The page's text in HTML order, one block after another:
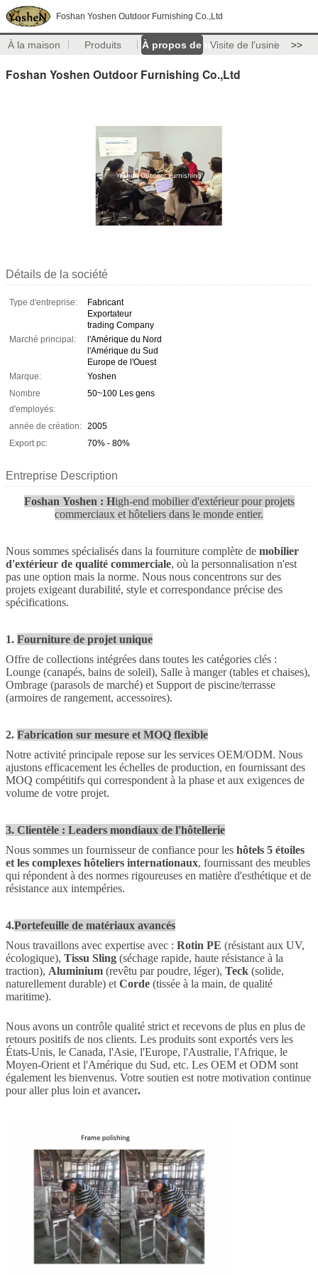
Foshan Yoshen Outdoor Furnishing Co.,Ltd
À la maison Produits À propos de nousVisite de l'usine >>
Foshan Yoshen Outdoor Furnishing Co.,Ltd
Détails de la société
Type d'entreprise:
Fabricant
Exportateur
trading Company
Marché principal:
l'Amérique du Nord
l'Amérique du Sud
Europe de l'Ouest
Marque:
Yoshen
Nombre
d'employés:
50~100 Les gens
année de création: 2005
Export pc:
70% - 80%
Entreprise Description
Foshan Yoshen : High-end mobilier d'extérieur pour projets
commerciaux et hôteliers dans le monde entier.
Nous sommes spécialisés dans la fourniture complète de mobilier
d'extérieur de qualité commerciale, où la personnalisation n'est
pas une option mais la norme. Nous nous concentrons sur des
projets exigeant durabilité, style et correspondance précise des
spécifications.
1. Fourniture de projet unique
Offre de collections intégrées dans toutes les catégories clés :
Lounge (canapés, bains de soleil), Salle à manger (tables et chaises),
Ombrage (parasols de marché) et Support de piscine/terrasse
(armoires de rangement, accessoires).
2. Fabrication sur mesure et MOQ flexible
Notre activité principale repose sur les services OEM/ODM. Nous
ajustons efficacement les échelles de production, en fournissant des
MOQ compétitifs qui correspondent à la phase et aux exigences de
volume de votre projet.
3. Clientèle : Leaders mondiaux de l'hôtellerie
Nous sommes un fournisseur de confiance pour les hôtels 5 étoiles
et les complexes hôteliers internationaux, fournissant des meubles
qui répondent à des normes rigoureuses en matière d'esthétique et de
résistance aux intempéries.
4.Portefeuille de matériaux avancés
Nous travaillons avec expertise avec : Rotin PE ​ (résistant aux UV,
écologique), Tissu Sling ​ (séchage rapide, haute résistance à la
traction), Aluminium ​ (revêtu par poudre, léger), Teck ​ (solide,
naturellement durable) et Corde ​ (tissée à la main, de qualité
maritime).
Nous avons un contrôle qualité strict et recevons de plus en plus de
retours positifs de nos clients. Les produits sont exportés vers les
États-Unis, le Canada, l'Asie, l'Europe, l'Australie, l'Afrique, le
Moyen-Orient et l'Amérique du Sud, etc. Les OEM et ODM sont
également les bienvenus. Votre soutien est notre motivation continue
pour aller plus loin et avancer.